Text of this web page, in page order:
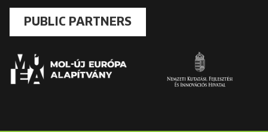
PUBLIC PARTNERS